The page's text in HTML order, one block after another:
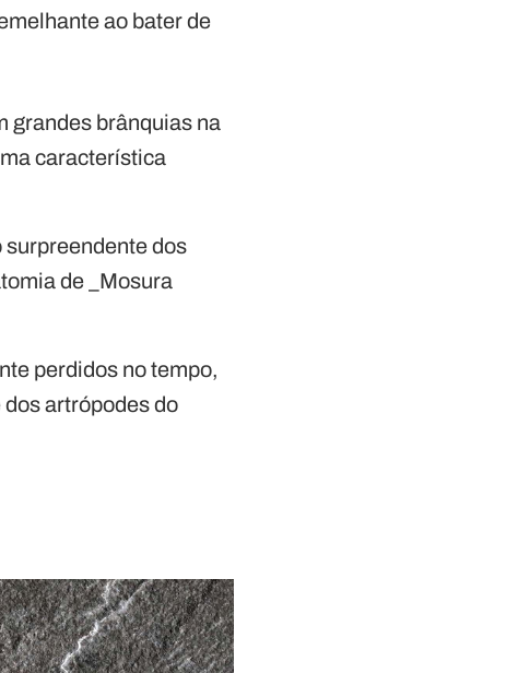
ao bater de
grandes brânquias na
característica
dos
de _Mosura
perdidos no tempo,
artrópodes do